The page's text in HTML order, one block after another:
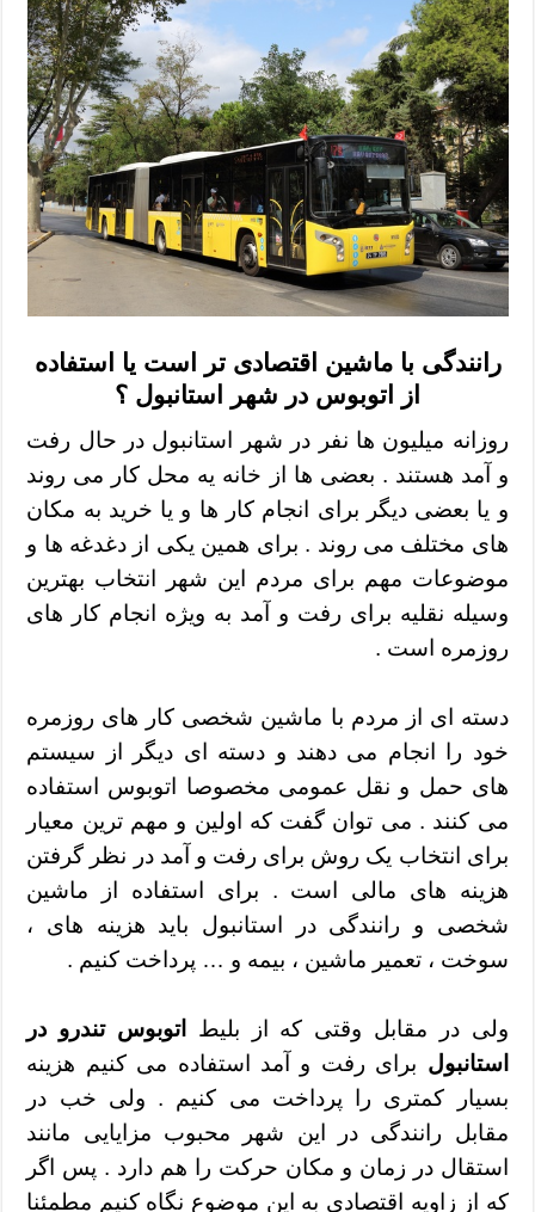
رانندگی با ماشین اقتصادی تر است یا استفاده
از اتوبوس در شهر استانبول ؟
روزانه میلیون ها نفر در شهر استانبول در حال رفت
و آمد هستند . بعضی ها از خانه یه محل کار می روند
و یا بعضی دیگر برای انجام کار ها و یا خرید به مکان
های مختلف می روند . برای همین یکی از دغدغه ها و
موضوعات مهم برای مردم این شهر انتخاب بهترین
وسیله نقلیه برای رفت و آمد به ویژه انجام کار های
روزمره است .
دسته ای از مردم با ماشین شخصی کار های روزمره
خود را انجام می دهند و دسته ای دیگر از سیستم
های حمل و نقل عمومی مخصوصا اتوبوس استفاده
می کنند . می توان گفت که اولین و مهم ترین معیار
برای انتخاب یک روش برای رفت و آمد در نظر گرفتن
هزینه های مالی است . برای استفاده از ماشین
شخصی و رانندگی در استانبول باید هزینه های ،
سوخت ، تعمیر ماشین ، بیمه و … پرداخت کنیم .
ولی در مقابل وقتی که از بلیط اتوبوس تندرو در
استانبول برای رفت و آمد استفاده می کنیم هزینه
بسیار کمتری را پرداخت می کنیم . ولی خب در
مقابل رانندگی در این شهر محبوب مزایایی مانند
استقال در زمان و مکان حرکت را هم دارد . پس اگر
که از زاویه اقتصادی به این موضوع نگاه کنیم مطمئنا